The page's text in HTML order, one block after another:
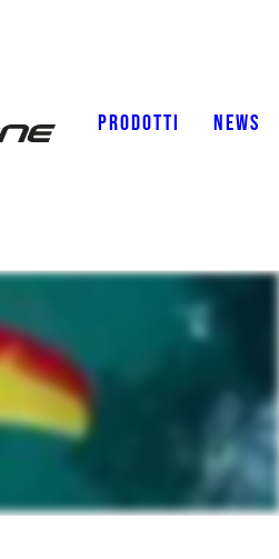
PRODOTTI NEWS